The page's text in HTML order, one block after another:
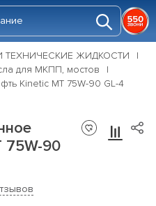
ТЕХНИЧЕСКИЕ ЖИДКОСТИ
для МКПП, мостов
Kinetic MT 75W-90 GL-4
75W-90